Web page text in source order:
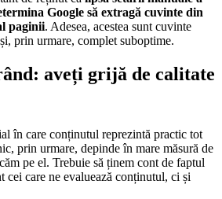
Google să extragă cuvinte din
paginii. Adesea, acestea sunt cuvinte
prin urmare, complet suboptime.
aveți grijă de calitate
în care conținutul reprezintă practic tot
prin urmare, depinde în mare măsură de
pe el. Trebuie să ținem cont de faptul
cei care ne evaluează conținutul, ci și